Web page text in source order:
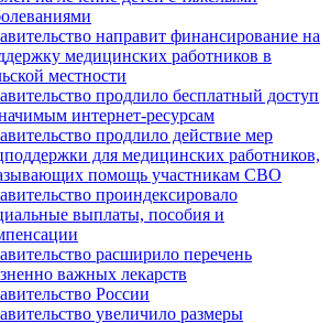
направит финансирование на
медицинских работников в
местности
продлило бесплатный доступ
интернет-ресурсам
продлило действие мер
для медицинских работников,
помощь участникам СВО
проиндексировало
выплаты, пособия и
расширило перечень
важных лекарств
России
увеличило размеры